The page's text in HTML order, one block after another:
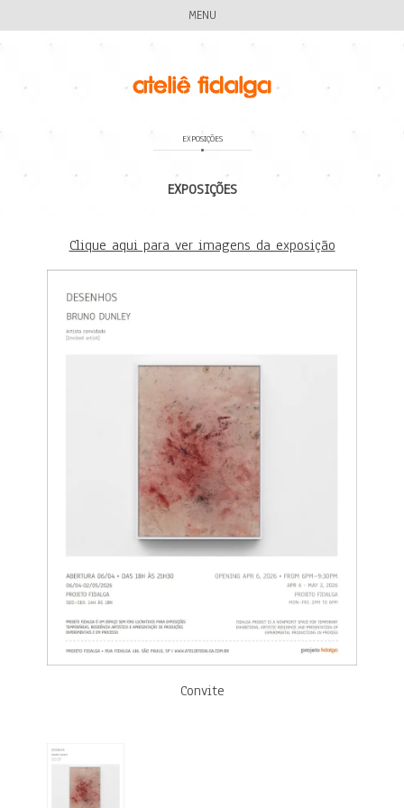
MENU
EXPOSIÇÕES
EXPOSIÇÕES
Clique aqui para ver imagens da exposição
Convite